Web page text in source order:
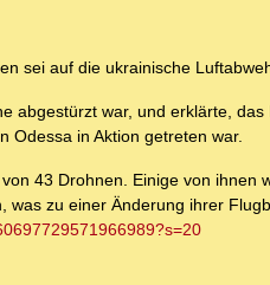
sei auf die ukrainische
abgestürzt war, und erklärte,
Odessa in Aktion getreten war.
43 Drohnen. Einige von
was zu einer Änderung ihrer